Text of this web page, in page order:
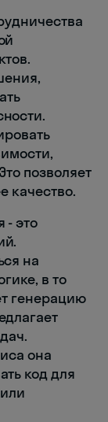
позволяет
качество.
- это
на
в то
генерацию
она
код для